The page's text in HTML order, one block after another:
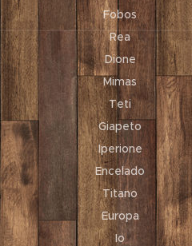
Fobos
Rea
Dione
Mimas
Teti
Giapeto
Iperione
Encelado
Titano
Europa
Io